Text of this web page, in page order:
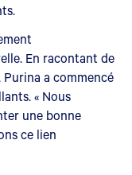
En racontant de
Purina a commencé
« Nous
une bonne
ce lien